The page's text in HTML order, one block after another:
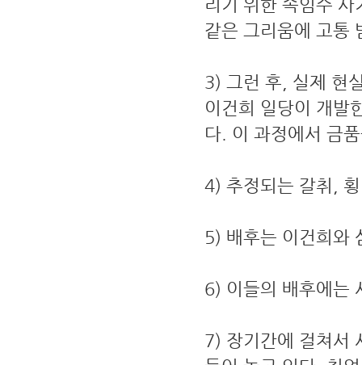
같은 그리움에 고통
3) 그런 후, 실제 현
이건희 일당이 개발
다. 이 과정에서 금
4) 추정되는 갈취,
5) 배후는 이건희와
6) 이들의 배후에는
7) 장기간에 걸쳐서